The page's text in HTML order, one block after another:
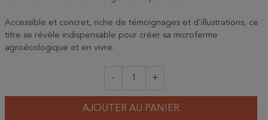
Accessible et concret, riche de témoignages et d’illustrations, ce
titre se révèle indispensable pour créer sa microferme
agroécologique et en vivre.
- +
AJOUTER AU PANIER